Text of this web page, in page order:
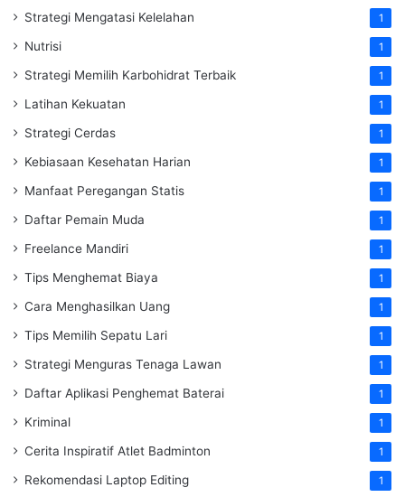
Strategi Mengatasi Kelelahan 1
Nutrisi 1
Strategi Memilih Karbohidrat Terbaik 1
Latihan Kekuatan 1
Strategi Cerdas 1
Kebiasaan Kesehatan Harian 1
Manfaat Peregangan Statis 1
Daftar Pemain Muda 1
Freelance Mandiri 1
Tips Menghemat Biaya 1
Cara Menghasilkan Uang 1
Tips Memilih Sepatu Lari 1
Strategi Menguras Tenaga Lawan 1
Daftar Aplikasi Penghemat Baterai 1
Kriminal 1
Cerita Inspiratif Atlet Badminton 1
Rekomendasi Laptop Editing 1